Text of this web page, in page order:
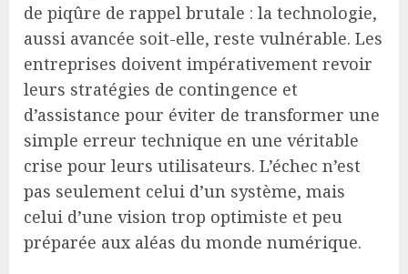
de piqûre de rappel brutale : la technologie,
aussi avancée soit-elle, reste vulnérable. Les
entreprises doivent impérativement revoir
leurs stratégies de contingence et
d’assistance pour éviter de transformer une
simple erreur technique en une véritable
crise pour leurs utilisateurs. L’échec n’est
pas seulement celui d’un système, mais
celui d’une vision trop optimiste et peu
préparée aux aléas du monde numérique.